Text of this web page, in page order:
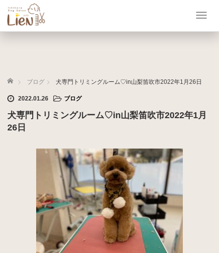
T
i
ホーム ブログ 犬専門トリミングルーム♡in山梨笛吹市2022年1月26日
2022.01.26 ブログ
犬専門トリミングルーム♡in山梨笛吹市2022年1月
26日